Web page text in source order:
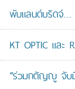
พับแลนด์บริดจ์…
KT OPTIC และ
“ร่วมกตัญญู จับมื